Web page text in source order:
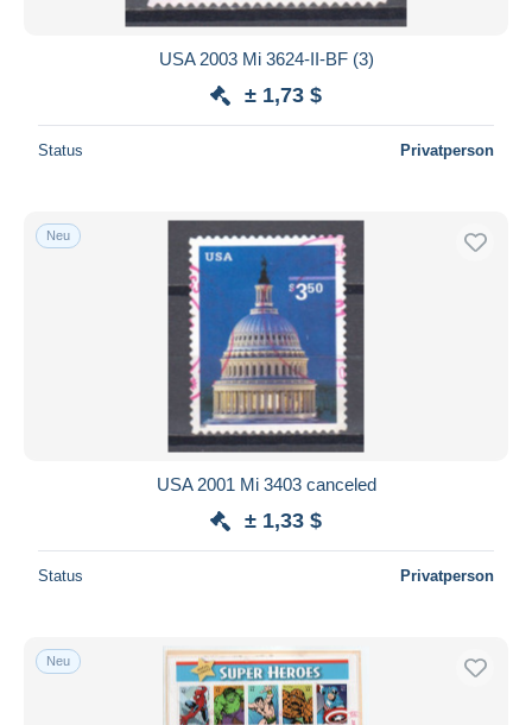
USA 2003 Mi 3624-II-BF (3)
± 1,73 $
Status Privatperson
Neu
USA 2001 Mi 3403 canceled
± 1,33 $
Status Privatperson
Neu